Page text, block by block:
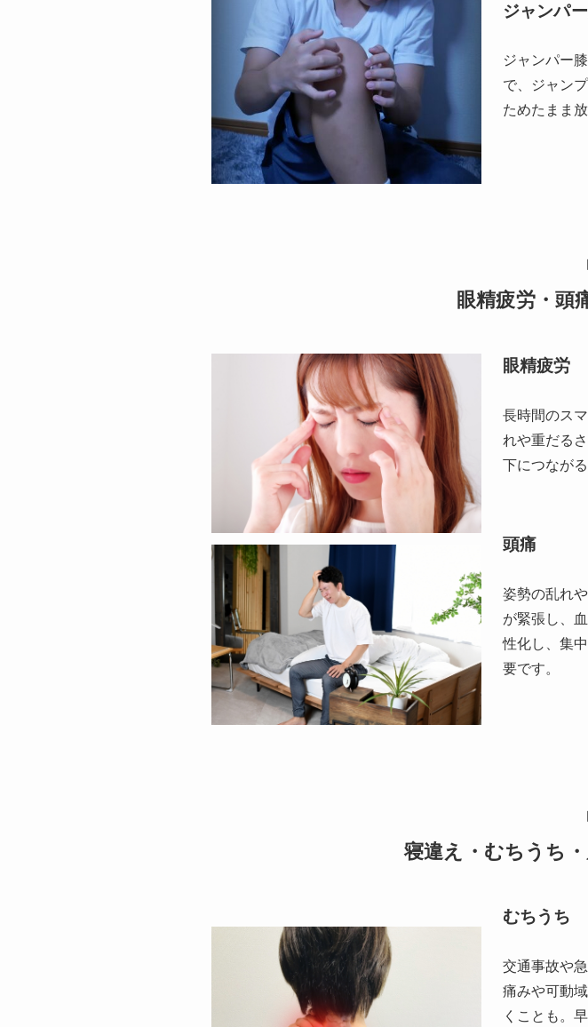
ジャンパ
ジャンパー
で、ジャン
ためたまま
眼精疲労・頭
眼精疲労
長時間のス
れや重だる
下につなが
頭痛
姿勢の乱れ
が緊張し、
性化し、集
要です。
寝違え・むちうち
むちうち
交通事故や
痛みや可動
くことも。